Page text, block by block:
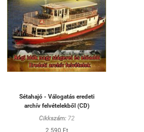
Sétahajó - Válogatás eredeti
archív felvételekből (CD)
Cikkszám:72
2 590 Ft